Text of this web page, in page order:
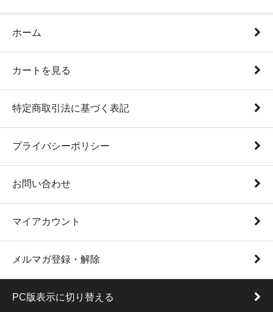
ホーム
カートを見る
特定商取引法に基づく表記
プライバシーポリシー
お問い合わせ
マイアカウント
メルマガ登録・解除
PC版表示に切り替える